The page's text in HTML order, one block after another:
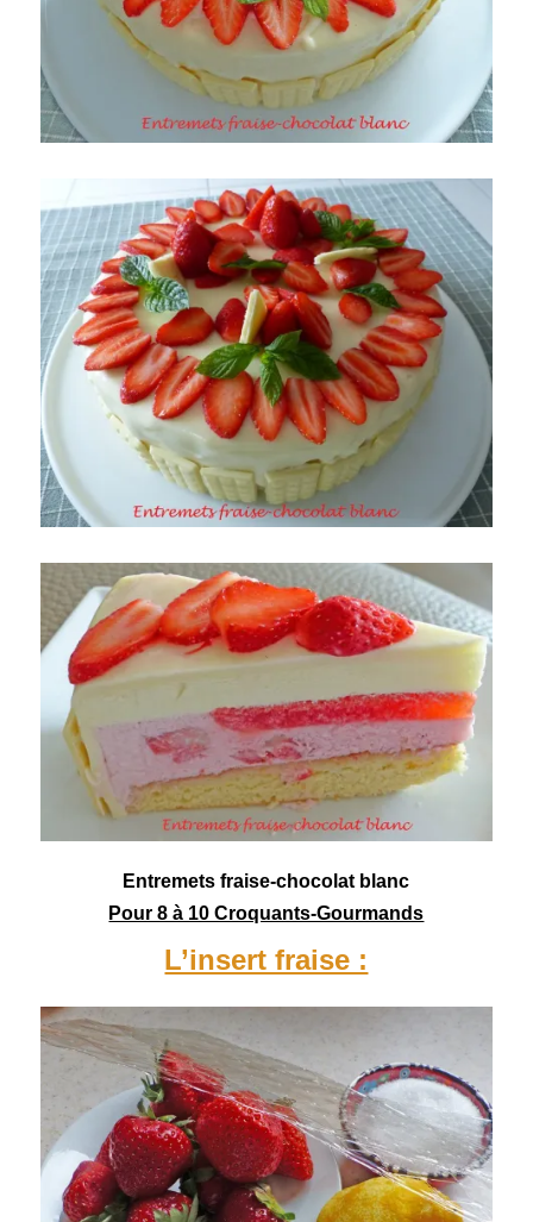
Entremets fraise-chocolat blanc
Pour 8 à 10 Croquants-Gourmands
L’insert fraise :